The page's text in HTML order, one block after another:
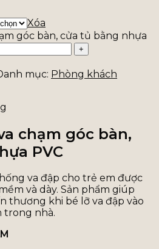
Xóa
góc bàn, cửa tủ bằng nhựa
mục: Phòng khách
chạm góc bàn,
PVC
va đập cho trẻ em được
và dày. Sản phẩm giúp
thương khi bé lỡ va đập vào
trong nhà.